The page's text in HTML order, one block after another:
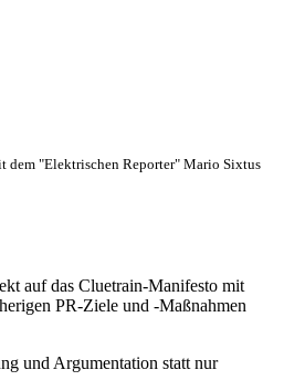
dem "Elektrischen Reporter" Mario Sixtus
auf das Cluetrain-Manifesto mit
PR-Ziele und -Maßnahmen
und Argumentation statt nur